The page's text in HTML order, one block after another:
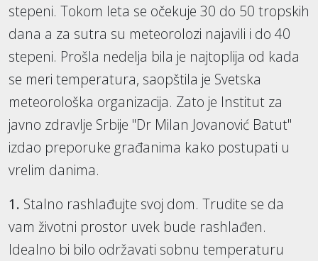
stepeni. Tokom leta se očekuje 30 do 50 tropskih
dana a za sutra su meteorolozi najavili i do 40
stepeni. Prošla nedelja bila je najtoplija od kada
se meri temperatura, saopštila je Svetska
meteorološka organizacija. Zato je Institut za
javno zdravlje Srbije "Dr Milan Jovanović Batut"
izdao preporuke građanima kako postupati u
vrelim danima.
1. Stalno rashlađujte svoj dom. Trudite se da
vam životni prostor uvek bude rashlađen.
Idealno bi bilo održavati sobnu temperaturu